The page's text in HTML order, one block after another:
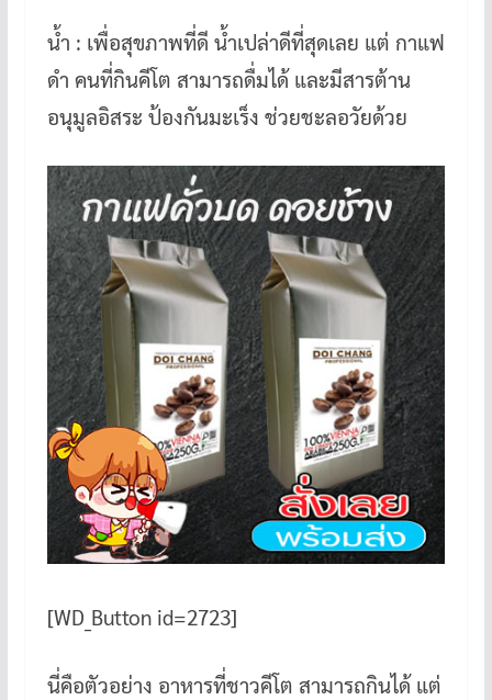
น้ำ : เพื่อสุขภาพที่ดี น้ำเปล่าดีที่สุดเลย แต่ กาแฟ
ดำ คนที่กินคีโต สามารถดื่มได้ และมีสารต้าน
อนุมูลอิสระ ป้องกันมะเร็ง ช่วยชะลอวัยด้วย
[WD_Button id=2723]
นี่คือตัวอย่าง อาหารที่ชาวคีโต สามารถกินได้ แต่